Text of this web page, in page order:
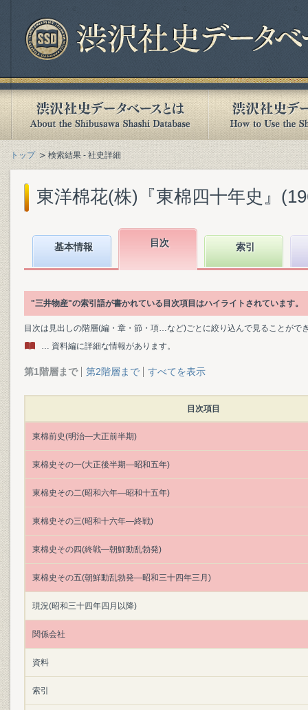
トップ 検索結果 - 社史詳細
東洋棉花(株)『東棉四十年史』
基本情報 目次 索引
"三井物産"の索引語が書かれている目次項目はハイライトされています。
目次は見出しの階層(編・章・節・項…など)ごとに絞り込んで見ることがで
… 資料編に詳細な情報があります。
第1階層まで 第2階層まで すべてを表示
目次項目
東棉前史(明治―大正前半期)
東棉史その一(大正後半期―昭和五年)
東棉史その二(昭和六年―昭和十五年)
東棉史その三(昭和十六年―終戦)
東棉史その四(終戦―朝鮮動乱勃発)
東棉史その五(朝鮮動乱勃発―昭和三十四年三月)
現況(昭和三十四年四月以降)
関係会社
資料
索引